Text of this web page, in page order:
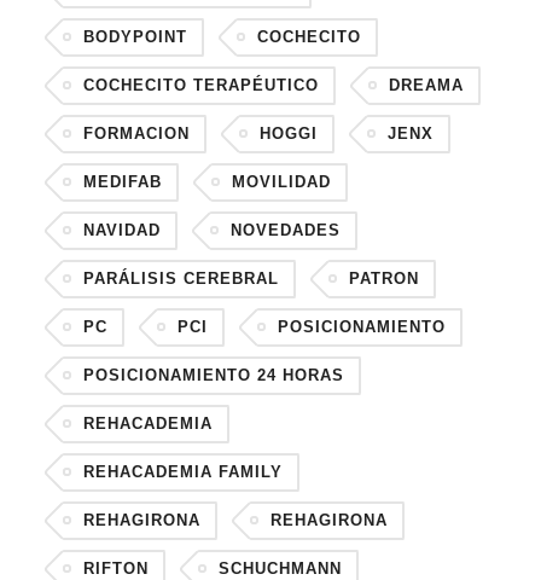
BODYPOINT COCHECITO
COCHECITO TERAPÉUTICO DREAMA
FORMACION HOGGI JENX
MEDIFAB MOVILIDAD
NAVIDAD NOVEDADES
PARÁLISIS CEREBRAL PATRON
PC PCI POSICIONAMIENTO
POSICIONAMIENTO 24 HORAS
REHACADEMIA
REHACADEMIA FAMILY
REHAGIRONA REHAGIRONA
RIFTON SCHUCHMANN